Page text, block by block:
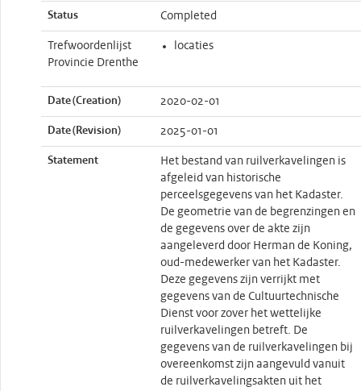
Status Completed
Trefwoordenlijst
Provincie Drenthe
locaties
Date (Creation) 2020-02-01
Date (Revision) 2025-01-01
Statement
Het bestand van ruilverkavelingen is
afgeleid van historische
perceelsgegevens van het Kadaster.
De geometrie van de begrenzingen en
de gegevens over de akte zijn
aangeleverd door Herman de Koning,
oud-medewerker van het Kadaster.
Deze gegevens zijn verrijkt met
gegevens van de Cultuurtechnische
Dienst voor zover het wettelijke
ruilverkavelingen betreft. De
gegevens van de ruilverkavelingen bij
overeenkomst zijn aangevuld vanuit
de ruilverkavelingsakten uit het